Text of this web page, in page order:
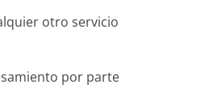
otro servicio
por parte